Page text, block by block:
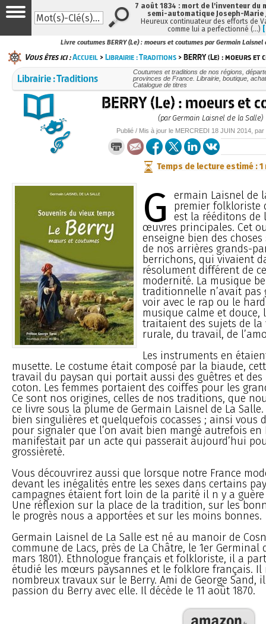
Livre coutumes BERRY (Le) : moeurs et coutumes par Germain Laisnel
Vous êtes ici :Accueil >Librairie : Traditions > BERRY (Le) : moeurs et
Librairie : Traditions
Coutumes et traditions de nos régions,
provinces de France. Librairie, boutique,
Catalogue de titres
BERRY (Le) : moeurs et
(par Germain Laisnel de la Salle)
Publié / Mis à jour le MERCREDI 18 JUIN 2014 , par
Temps de lecture estimé : 1
G
ermain Laisnel de
premier folkloriste
est la rééditons de
œuvres principales. Cet
enseigne bien des
de nos arrières grands-
berrichons, qui vivaient
résolument différent de
modernité. La musique
traditionnelle n’avait pas
voir avec le rap ou le
musique calme et douce,
traitaient des sujets de
rurale, du travail, de
Les instruments en
musette. Le costume était composé par la biaude,
travail du paysan qui portait aussi des guêtres et des
coton. Les femmes portaient des coiffes pour les
Ce sont nos origines, celles de nos traditions, que
ce livre sous la plume de Germain Laisnel de La
bien singulières et quelquefois cocasses ; ainsi vous
pour signaler que l’on avait bien mangé autrefois en
manifestait par un acte qui passerait aujourd’hui
grossièreté.
Vous découvrirez aussi que lorsque notre France
devant les inégalités entre les sexes dans certains
campagnes étaient fort loin de la parité il n y a guère
Une réflexion sur la place de la tradition, sur les
le progrès nous a apportées et sur les moins bonnes.
Germain Laisnel de La Salle est né au manoir de
commune de Lacs, près de La Châtre, le 1er Germinal
mars 1801). Ethnologue français et folkloriste, il a
étudié les mœurs paysannes et le folklore français. Il
nombreux travaux sur le Berry. Ami de George Sand,
passion du Berry avec elle. Il décède le 11 août 1870.
7 août 1834 : mort de l'inventeur du
semi-automatique Joseph-Marie
Heureux continuateur des efforts de
comme lui a perfectionné (…)